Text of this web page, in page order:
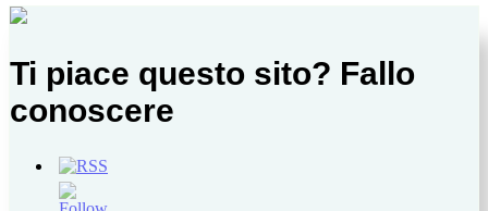
Ti piace questo sito? Fallo
conoscere